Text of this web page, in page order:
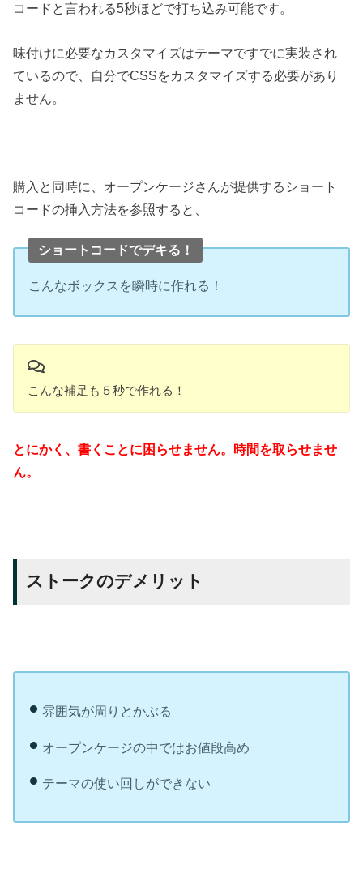
コードと言われる5秒ほどで打ち込み可能です。
味付けに必要なカスタマイズはテーマですでに実装され
ているので、自分でCSSをカスタマイズする必要があり
ません。
購入と同時に、オープンケージさんが提供するショート
コードの挿入方法を参照すると、
ショートコードでデキる！
こんなボックスを瞬時に作れる！
こんな補足も５秒で作れる！
とにかく、書くことに困らせません。時間を取らせませ
ん。
ストークのデメリット
雰囲気が周りとかぶる
オープンケージの中ではお値段高め
テーマの使い回しができない